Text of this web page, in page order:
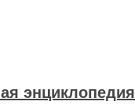
энциклопедия